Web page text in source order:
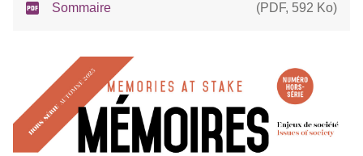
Sommaire (PDF, 592 Ko)